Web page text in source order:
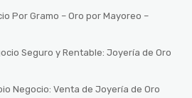
Por Gramo – Oro por Mayoreo –
Seguro y Rentable: Joyería de Oro
Negocio: Venta de Joyería de Oro